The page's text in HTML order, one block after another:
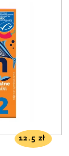
12.5 zł